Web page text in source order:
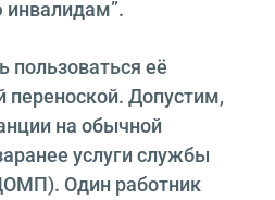
пользоваться её
переноской. Допустим,
на обычной
услуги службы
Один работник